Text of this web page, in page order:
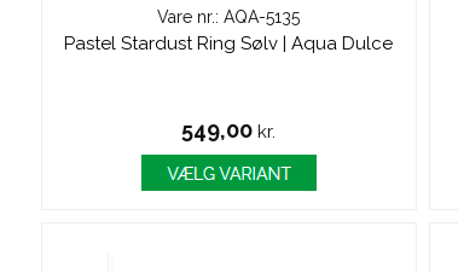
Vare nr.: AQA-5135
Pastel Stardust Ring Sølv | Aqua Dulce
549,00kr.